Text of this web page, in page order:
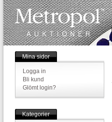
Mina sidor
Logga in
Bli kund
Glömt login?
Kategorier